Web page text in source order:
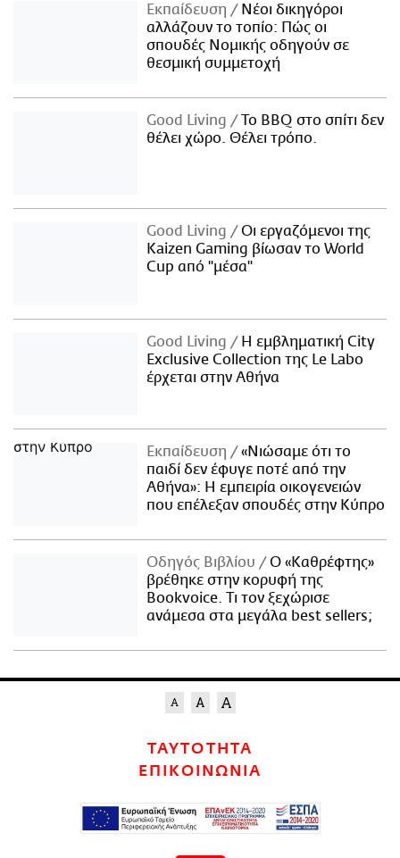
Εκπαίδευση
Νέοι δικηγόροι
αλλάζουν το τοπίο: Πώς οι
σπουδές Νομικής οδηγούν σε
θεσμική συμμετοχή
Good Living
Το BBQ στο σπίτι δεν
θέλει χώρο. Θέλει τρόπο.
Good Living
Οι εργαζόμενοι της
Kaizen Gaming βίωσαν το World
Cup από "μέσα"
Good Living
Η εμβληματική City
Exclusive Collection της Le Labo
έρχεται στην Αθήνα
Εκπαίδευση
«Νιώσαμε ότι το
παιδί δεν έφυγε ποτέ από την
Αθήνα»: Η εμπειρία οικογενειών
που επέλεξαν σπουδές στην Κύπρο
Οδηγός Βιβλίου
Ο «Καθρέφτης»
βρέθηκε στην κορυφή της
Bookvoice. Τι τον ξεχώρισε
ανάμεσα στα μεγάλα best sellers;
ΤΑΥΤΟΤΗΤΑ
ΕΠΙΚΟΙΝΩΝΙΑ